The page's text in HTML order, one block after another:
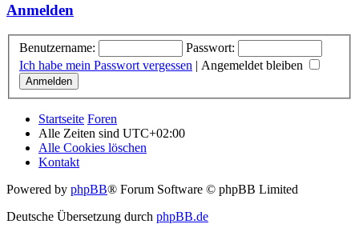
Anmelden
Benutzername:
Passwort:
Ich habe mein Passwort vergessen | Angemeldet bleiben
Startseite Foren
Alle Zeiten sind UTC+02:00
Alle Cookies löschen
Kontakt
Powered by phpBB® Forum Software © phpBB Limited
Deutsche Übersetzung durch phpBB.de